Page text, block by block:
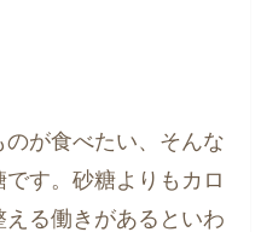
が食べたい、そんな
す。砂糖よりもカロ
る働きがあるといわ